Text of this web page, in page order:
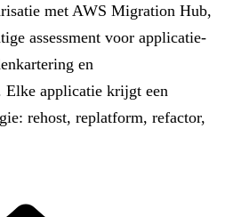
met AWS Migration Hub,
assessment voor applicatie-
en
Elke applicatie krijgt een
rehost, replatform, refactor,